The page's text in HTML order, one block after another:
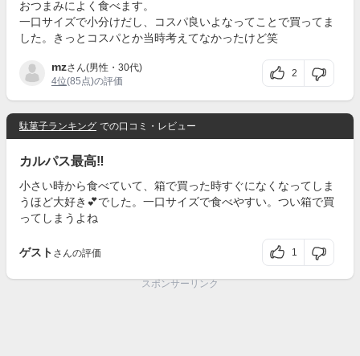
おつまみによく食べます。
一口サイズで小分けだし、コスパ良いよなってことで買ってま
した。きっとコスパとか当時考えてなかったけど笑
mzさん(男性・30代)
4位(85点)の評価
2
駄菓子ランキング での口コミ・レビュー
カルパス最高‼️
小さい時から食べていて、箱で買った時すぐになくなってしま
うほど大好き💕でした。一口サイズで食べやすい。つい箱で買
ってしまうよね
ゲスト さんの評価 1
スポンサーリンク